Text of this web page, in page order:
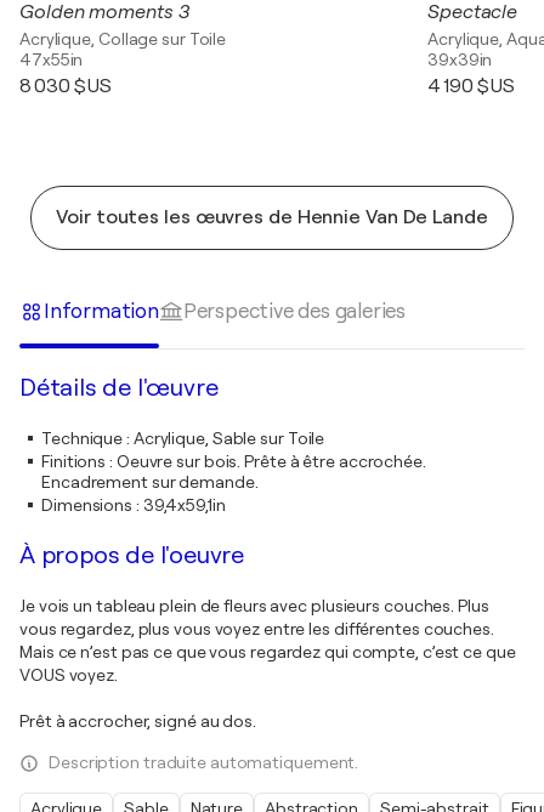
Golden moments 3
Acrylique, Collage sur Toile
47x55in
8 030 $US
Spectacle
Acrylique,
39x39in
4 190 $US
Voir toutes les œuvres de Hennie Van De Lande
Information Perspective des galeries
Détails de l'œuvre
Technique: Acrylique, Sable sur Toile
Finitions : Oeuvre sur bois. Prête à être accrochée.
Encadrement sur demande.
Dimensions : 39,4x59,1in
À propos de l'oeuvre
Je vois un tableau plein de fleurs avec plusieurs couches. Plus
vous regardez, plus vous voyez entre les différentes couches.
Mais ce n’est pas ce que vous regardez qui compte, c’est ce que
VOUS voyez.
Prêt à accrocher, signé au dos.
Description traduite automatiquement.